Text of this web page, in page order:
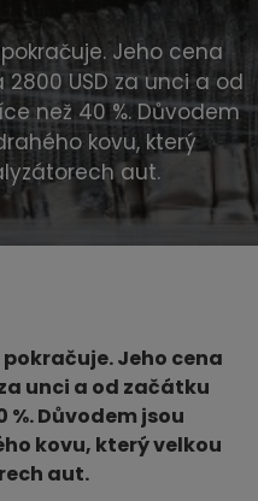
Jeho cena
2800 USD za unci a od
než 40 %. Důvodem
kovu, který
aut.
Jeho cena
unci a od začátku
%. Důvodem jsou
kovu, který velkou
aut.